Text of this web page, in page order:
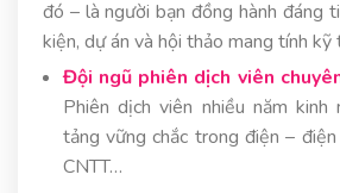
đó – là người bạn đồng hành đáng
kiện, dự án và hội thảo mang tính kỹ
Đội ngũ phiên dịch viên
Phiên dịch viên nhiều năm kinh
tảng vững chắc trong điện –
CNTT…